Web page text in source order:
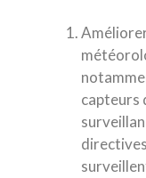
capteurs